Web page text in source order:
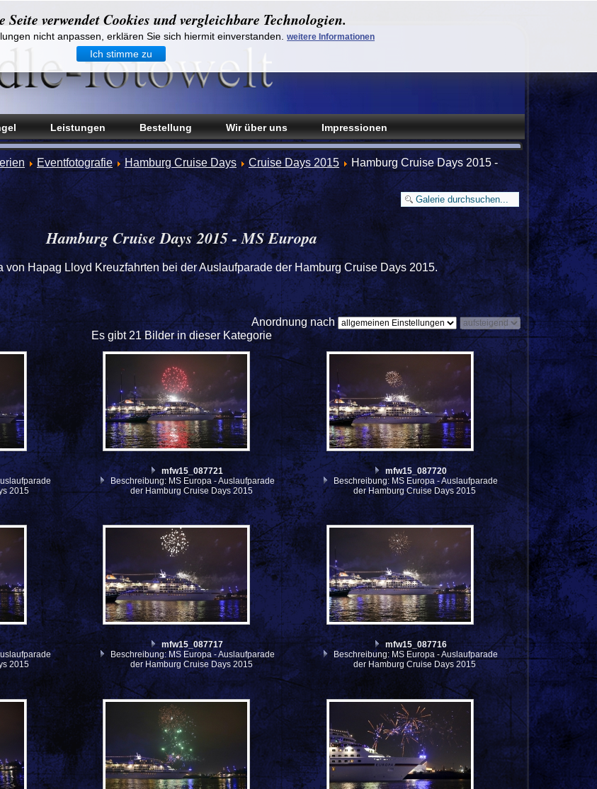
Leistungen Bestellung Wir über uns Impressionen
verwendet Cookies und vergleichbare Technologien.
nicht anpassen, erklären Sie sich hiermit einverstanden. weitere Informationen
Ich stimme zu
Eventfotografie Hamburg Cruise Days Cruise Days 2015
Hamburg Cruise Days 2015 -
Hamburg Cruise Days 2015 - MS Europa
von Hapag Lloyd Kreuzfahrten bei der Auslaufparade der Hamburg Cruise Days 2015.
Anordnung nach
Es gibt 21 Bilder in dieser Kategorie
2015
mfw15_087721
Beschreibung: MS Europa - Auslaufparade
der Hamburg Cruise Days 2015
mfw15_087720
Beschreibung: MS Europa - Auslaufparade
der Hamburg Cruise Days 2015
2015
mfw15_087717
Beschreibung: MS Europa - Auslaufparade
der Hamburg Cruise Days 2015
mfw15_087716
Beschreibung: MS Europa - Auslaufparade
der Hamburg Cruise Days 2015